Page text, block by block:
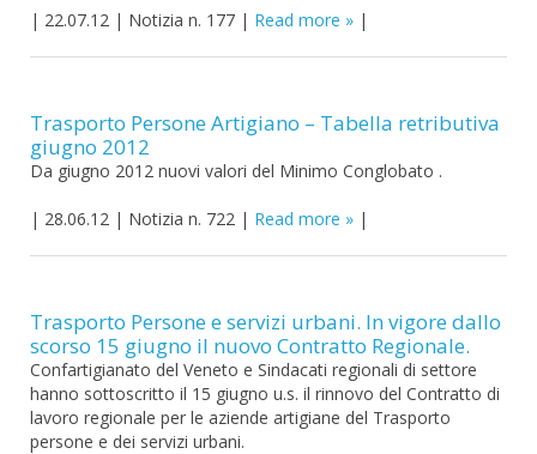
| 22.07.12 | Notizia n. 177 | Read more |
Trasporto Persone Artigiano – Tabella retributiva
giugno 2012
Da giugno 2012 nuovi valori del Minimo Conglobato .
| 28.06.12 | Notizia n. 722 | Read more |
Trasporto Persone e servizi urbani. In vigore dallo
scorso 15 giugno il nuovo Contratto Regionale.
Confartigianato del Veneto e Sindacati regionali di settore
hanno sottoscritto il 15 giugno u.s. il rinnovo del Contratto di
lavoro regionale per le aziende artigiane del Trasporto
persone e dei servizi urbani.